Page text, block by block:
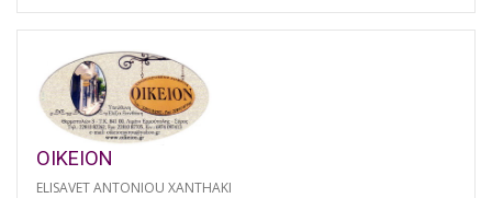
OIKEION
ELISAVET ANTONIOU XANTHAKI